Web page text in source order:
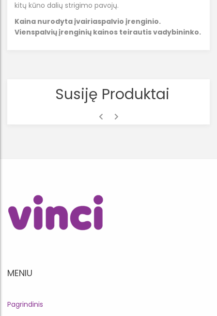
kitų kūno dalių strigimo pavojų.
Kaina nurodyta įvairiaspalvio įrenginio.
Vienspalvių įrenginių kainos teirautis vadybininko.
Susiję Produktai
MENIU
Pagrindinis